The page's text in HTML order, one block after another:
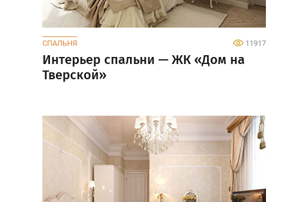
СПАЛЬНЯ 11917
Интерьер спальни — ЖК «Дом на
Тверской»